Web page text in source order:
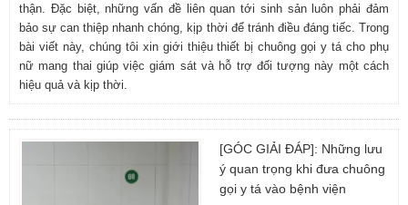
thận. Đặc biệt, những vấn đề liên quan tới sinh sản luôn phải đảm
bảo sự can thiệp nhanh chóng, kịp thời để tránh điều đáng tiếc. Trong
bài viết này, chúng tôi xin giới thiệu thiết bị chuông gọi y tá cho phụ
nữ mang thai giúp việc giám sát và hỗ trợ đối tượng này một cách
hiệu quả và kịp thời.
[GÓC GIẢI ĐÁP]: Những lưu
ý quan trọng khi đưa chuông
gọi y tá vào bệnh viện